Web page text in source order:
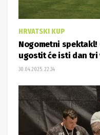
HRVATSKI KUP
Nogometni
ugostit će isti dan tri
30.04.2025. 22:34